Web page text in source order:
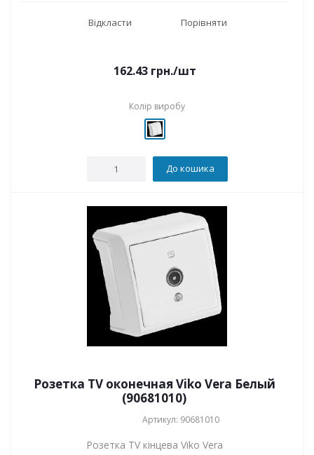
Відкласти Порівняти
162.43грн./шт
Колір виробу
До кошика
Розетка TV оконечная Viko Vera Белый
(90681010)
Артикул: 90681010
Розетка TV кінцева Viko Vera